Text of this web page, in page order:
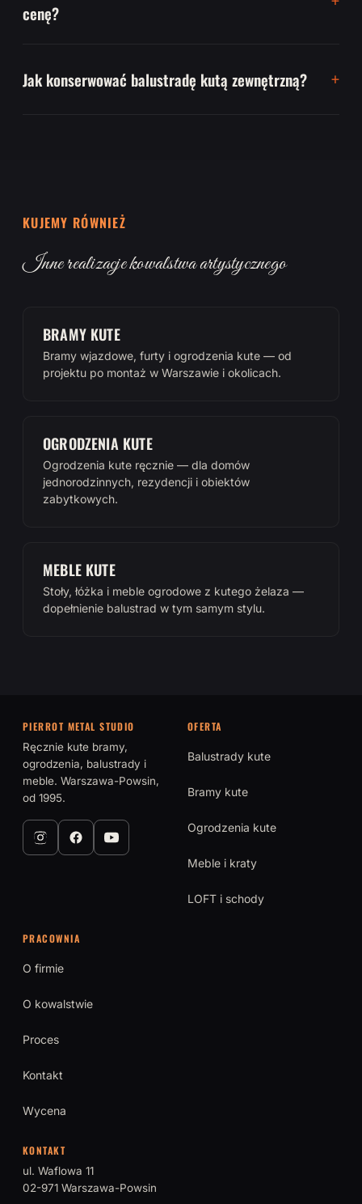
cenę?
Jak konserwować balustradę kutą zewnętrzną?
KUJEMY RÓWNIEŻ
Inne realizacje kowalstwa artystycznego
BRAMY KUTE
Bramy wjazdowe, furty i ogrodzenia kute — od
projektu po montaż w Warszawie i okolicach.
OGRODZENIA KUTE
Ogrodzenia kute ręcznie — dla domów
jednorodzinnych, rezydencji i obiektów
zabytkowych.
MEBLE KUTE
Stoły, łóżka i meble ogrodowe z kutego żelaza —
dopełnienie balustrad w tym samym stylu.
PIERROT METAL STUDIO
Ręcznie kute bramy,
ogrodzenia, balustrady i
meble. Warszawa-Powsin,
od 1995.
OFERTA
Balustrady kute
Bramy kute
Ogrodzenia kute
Meble i kraty
LOFT i schody
PRACOWNIA
O firmie
O kowalstwie
Proces
Kontakt
Wycena
KONTAKT
ul. Waflowa 11
02-971 Warszawa-Powsin